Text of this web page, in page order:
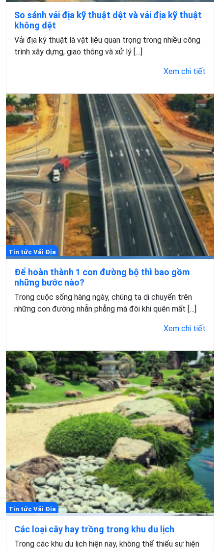
So sánh vải địa kỹ thuật dệt và vải địa kỹ thuật
không dệt
Vải địa kỹ thuật là vật liệu quan trọng trong nhiều công
trình xây dựng, giao thông và xử lý […]
Xem chi tiết
Tin tức Vải Địa
Để hoàn thành 1 con đường bộ thì bao gồm
những bước nào?
Trong cuộc sống hàng ngày, chúng ta di chuyển trên
những con đường nhẵn phẳng mà đôi khi quên mất […]
Xem chi tiết
Tin tức Vải Địa
Các loại cây hay trồng trong khu du lịch
Trong các khu du lịch hiện nay, không thể thiếu sự hiện